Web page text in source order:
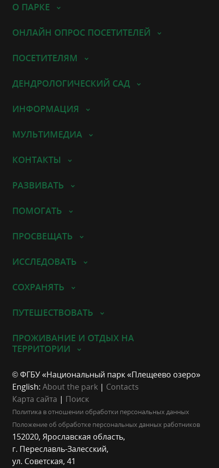
О ПАРКЕ
ОНЛАЙН ОПРОС ПОСЕТИТЕЛЕЙ
ПОСЕТИТЕЛЯМ
ДЕНДРОЛОГИЧЕСКИЙ САД
ИНФОРМАЦИЯ
МУЛЬТИМЕДИА
КОНТАКТЫ
РАЗВИВАТЬ
ПОМОГАТЬ
ПРОСВЕЩАТЬ
ИССЛЕДОВАТЬ
СОХРАНЯТЬ
ПУТЕШЕСТВОВАТЬ
ПРОЖИВАНИЕ И ОТДЫХ НА
ТЕРРИТОРИИ
© ФГБУ «Национальный парк «Плещеево озеро»
English: About the park | Contacts
Карта сайта | Поиск
Политика в отношении обработки персональных данных
Положение об обработке персональных данных работников
152020, Ярославская область,
г. Переславль-Залесский,
ул. Советская, 41